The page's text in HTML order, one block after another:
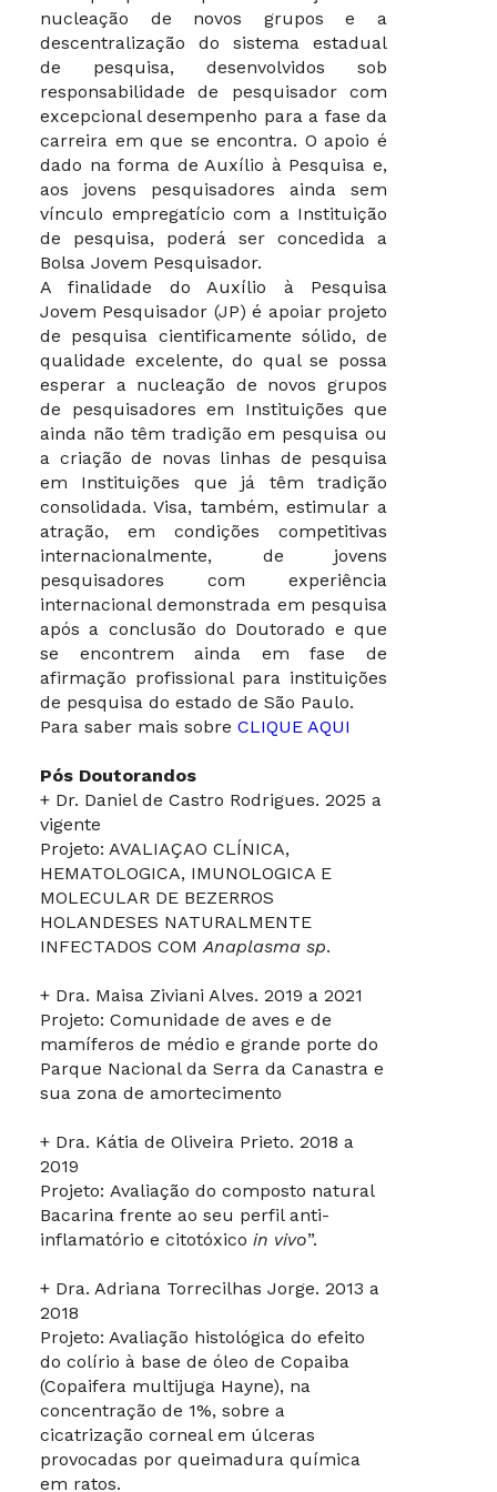
nucleação de novos grupos e a
descentralização do sistema estadual
de pesquisa, desenvolvidos sob
responsabilidade de pesquisador com
excepcional desempenho para a fase da
carreira em que se encontra. O apoio é
dado na forma de Auxílio à Pesquisa e,
aos jovens pesquisadores ainda sem
vínculo empregatício com a Instituição
de pesquisa, poderá ser concedida a
Bolsa Jovem Pesquisador.
A finalidade do Auxílio à Pesquisa
Jovem Pesquisador (JP) é apoiar projeto
de pesquisa cientificamente sólido, de
qualidade excelente, do qual se possa
esperar a nucleação de novos grupos
de pesquisadores em Instituições que
ainda não têm tradição em pesquisa ou
a criação de novas linhas de pesquisa
em Instituições que já têm tradição
consolidada. Visa, também, estimular a
atração, em condições competitivas
internacionalmente, de jovens
pesquisadores com experiência
internacional demonstrada em pesquisa
após a conclusão do Doutorado e que
se encontrem ainda em fase de
afirmação profissional para instituições
de pesquisa do estado de São Paulo.
Para saber mais sobre CLIQUE AQUI
Pós Doutorandos
+ Dr. Daniel de Castro Rodrigues. 2025 a
vigente
Projeto: AVALIAÇAO CLÍNICA,
HEMATOLOGICA, IMUNOLOGICA E
MOLECULAR DE BEZERROS
HOLANDESES NATURALMENTE
INFECTADOS COMAnaplasma sp.
+ Dra. Maisa Ziviani Alves. 2019 a 2021
Projeto: Comunidade de aves e de
mamíferos de médio e grande porte do
Parque Nacional da Serra da Canastra e
sua zona de amortecimento
+ Dra. Kátia de Oliveira Prieto. 2018 a
2019
Projeto: Avaliação do composto natural
Bacarina frente ao seu perfil anti-
inflamatório e citotóxico in vivo”.
+ Dra. Adriana Torrecilhas Jorge. 2013 a
2018
Projeto: Avaliação histológica do efeito
do colírio à base de óleo de Copaiba
(Copaifera multijuga Hayne), na
concentração de 1%, sobre a
cicatrização corneal em úlceras
provocadas por queimadura química
em ratos.